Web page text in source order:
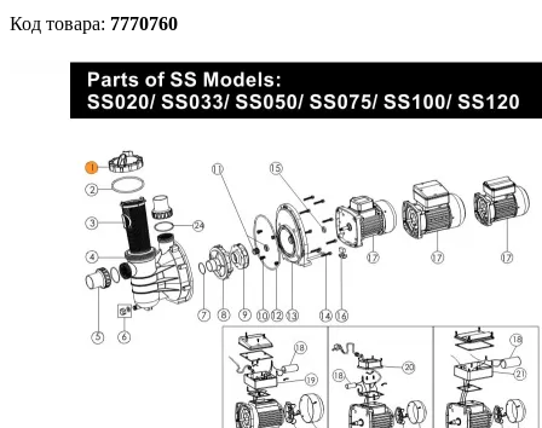
Код товара: 7770760